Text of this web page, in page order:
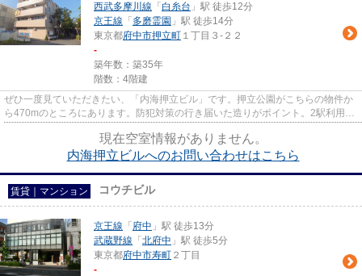
西武多摩川線 「 白糸台 」駅 徒歩12分
京王線 「 多磨霊園 」駅 徒歩14分
東京都府中市押立町 １丁目３-２２
-
築年数：築35年
階数：4階建
ぜひ一度見ていただきたい、「内海押立ビル」です。押立公園がこちらの物件か
ら470mのところにあります。防犯対策の行き届いた造りがポイント。2駅利用で
現在空室情報がありません。
内海押立ビルへのお問い合わせはこちら
賃貸｜マンション コウチビル
京王線 「 府中 」駅 徒歩13分
武蔵野線 「 北府中 」駅 徒歩5分
東京都府中市寿町 ２丁目
-